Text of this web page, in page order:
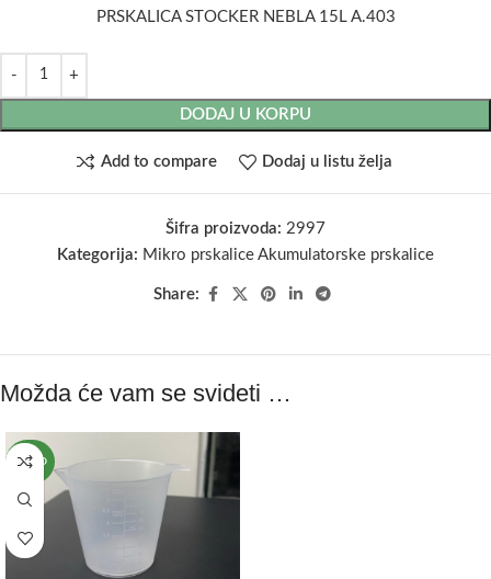
PRSKALICA STOCKER NEBLA 15L A.403
DODAJ U KORPU
Add to compare Dodaj u listu želja
Šifra proizvoda: 2997
Kategorija: Mikro prskalice Akumulatorske prskalice
Share:
Možda će vam se svideti …
NOVO